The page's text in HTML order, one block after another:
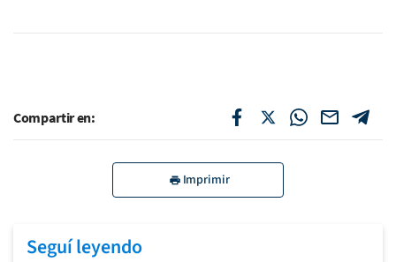
Compartir en:
Imprimir
Seguí leyendo